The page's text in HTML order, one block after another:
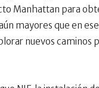
Manhattan para
mayores que en
nuevos caminos